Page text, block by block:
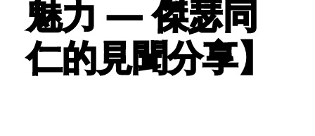
魅力 — 傑瑟同
仁的見聞分享】